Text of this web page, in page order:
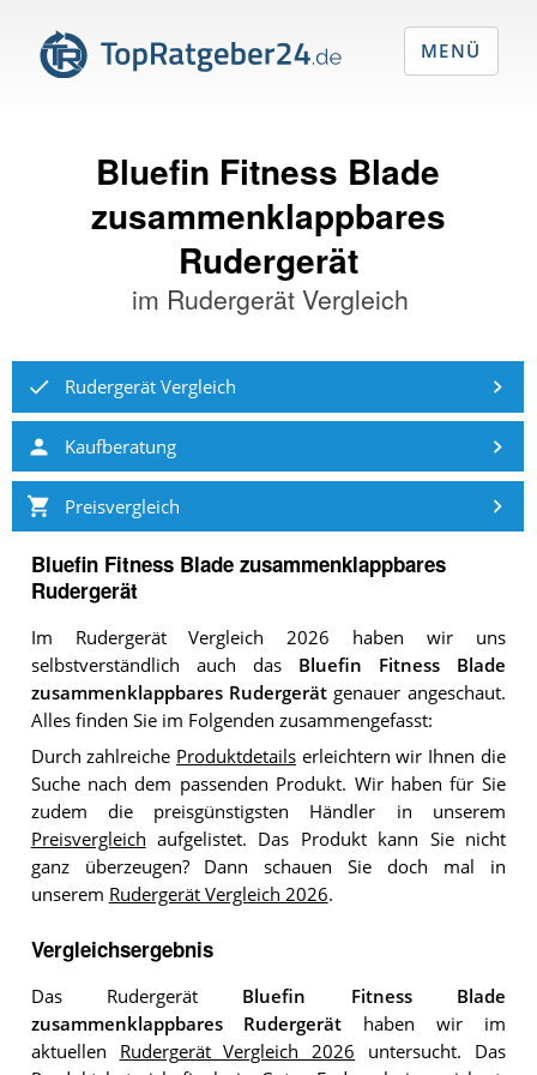
Bluefin Fitness Blade
zusammenklappbares
Rudergerät
im Rudergerät Vergleich
Rudergerät Vergleich
Kaufberatung
Preisvergleich
Bluefin Fitness Blade zusammenklappbares
Rudergerät
Im Rudergerät Vergleich 2026 haben wir uns
selbstverständlich auch das Bluefin Fitness Blade
zusammenklappbares Rudergerät genauer angeschaut.
Alles finden Sie im Folgenden zusammengefasst:
Durch zahlreiche Produktdetails erleichtern wir Ihnen die
Suche nach dem passenden Produkt. Wir haben für Sie
zudem die preisgünstigsten Händler in unserem
Preisvergleich aufgelistet. Das Produkt kann Sie nicht
ganz überzeugen? Dann schauen Sie doch mal in
unserem Rudergerät Vergleich 2026.
Vergleichsergebnis
Das Rudergerät Bluefin Fitness Blade
zusammenklappbares Rudergerät haben wir im
aktuellen Rudergerät Vergleich 2026 untersucht. Das
MENÜ